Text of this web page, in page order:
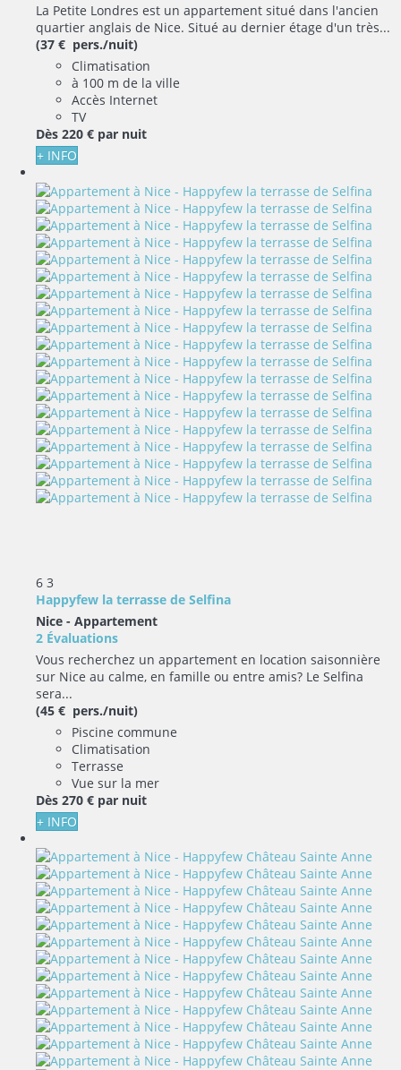
La Petite Londres est un appartement situé dans l'ancien
quartier anglais de Nice. Situé au dernier étage d'un très...
(37 € pers./nuit)
Climatisation
à 100 m de la ville
Accès Internet
TV
Dès 220 € par nuit
+ INFO
6 3
Happyfew la terrasse de Selfina
Nice - Appartement
2 Évaluations
Vous recherchez un appartement en location saisonnière
sur Nice au calme, en famille ou entre amis? Le Selfina
sera...
(45 € pers./nuit)
Piscine commune
Climatisation
Terrasse
Vue sur la mer
Dès 270 € par nuit
+ INFO